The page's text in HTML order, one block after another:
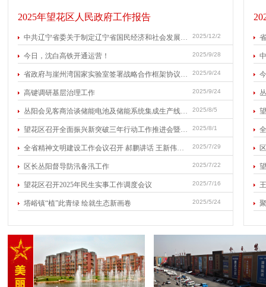
2025年望花区人民政府工作报告
中共辽宁省委关于制定辽宁省国民经济和社会发展第十五个五年规划的建议 2025/12/2
今日，沈白高铁开通运营！ 2025/9/28
省政府与崖州湾国家实验室签署战略合作框架协议 王新伟钱前杨维才见证签约 2025/9/24
高键调研基层治理工作 2025/9/24
丛阳会见客商洽谈储能电池及储能系统集成生产线项目合作事宜 2025/8/5
望花区召开全面振兴新突破三年行动工作推进会暨领导小组会议 2025/8/1
全省精神文明建设工作会议召开 郝鹏讲话 王新伟主持 熊茂平出席 2025/7/29
区长丛阳督导防汛备汛工作 2025/7/22
望花区召开2025年民生实事工作调度会议 2025/7/16
塔峪镇“植”此青绿 绘就生态新画卷 2025/5/24